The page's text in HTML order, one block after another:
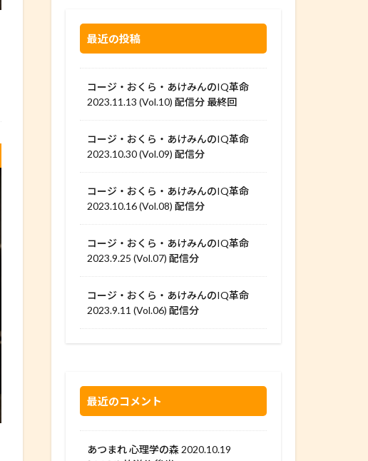
最近の投稿
コージ・おくら・あけみんのIQ革命
2023.11.13 (Vol.10) 配信分 最終回
コージ・おくら・あけみんのIQ革命
2023.10.30 (Vol.09) 配信分
コージ・おくら・あけみんのIQ革命
2023.10.16 (Vol.08) 配信分
コージ・おくら・あけみんのIQ革命
2023.9.25 (Vol.07) 配信分
コージ・おくら・あけみんのIQ革命
2023.9.11 (Vol.06) 配信分
最近のコメント
あつまれ 心理学の森 2020.10.19